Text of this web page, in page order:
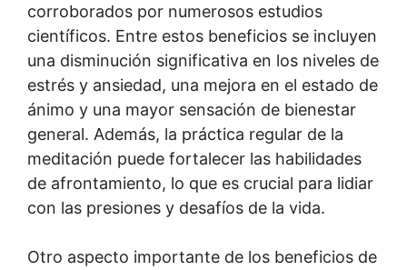
corroborados por numerosos estudios
científicos. Entre estos beneficios se incluyen
una disminución significativa en los niveles de
estrés y ansiedad, una mejora en el estado de
ánimo y una mayor sensación de bienestar
general. Además, la práctica regular de la
meditación puede fortalecer las habilidades
de afrontamiento, lo que es crucial para lidiar
con las presiones y desafíos de la vida.
Otro aspecto importante de los beneficios de